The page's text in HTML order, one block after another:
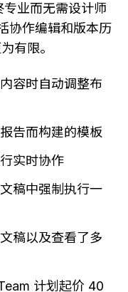
业而无需设计师
协作编辑和版本历
有限。
容时自动调整布
告而构建的模板
实时协作
稿中强制执行一
稿以及查看了多
计划起价 40